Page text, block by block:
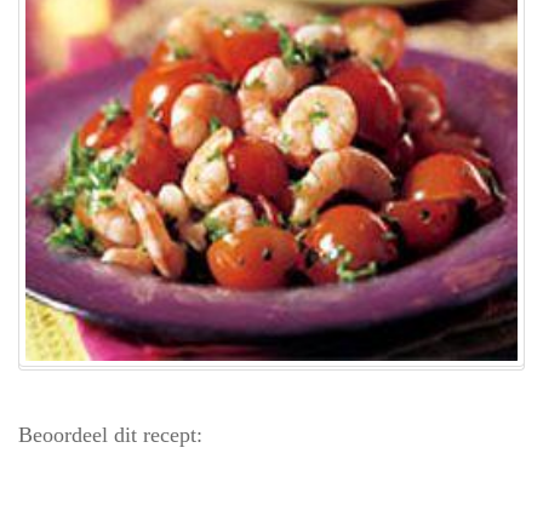
Beoordeel dit recept: